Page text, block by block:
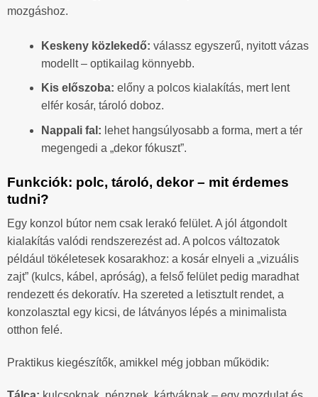
mozgáshoz.
Keskeny közlekedő: válassz egyszerű, nyitott vázas
modellt – optikailag könnyebb.
Kis előszoba: előny a polcos kialakítás, mert lent
elfér kosár, tároló doboz.
Nappali fal: lehet hangsúlyosabb a forma, mert a tér
megengedi a „dekor fókuszt”.
Funkciók: polc, tároló, dekor – mit érdemes
tudni?
Egy konzol bútor nem csak lerakó felület. A jól átgondolt
kialakítás valódi rendszerezést ad. A polcos változatok
például tökéletesek kosarakhoz: a kosár elnyeli a „vizuális
zajt” (kulcs, kábel, apróság), a felső felület pedig maradhat
rendezett és dekoratív. Ha szereted a letisztult rendet, a
konzolasztal egy kicsi, de látványos lépés a minimalista
otthon felé.
Praktikus kiegészítők, amikkel még jobban működik: